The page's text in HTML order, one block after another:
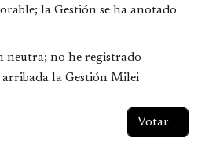
la Gestión se ha anotado
no he registrado
arribada la Gestión Milei